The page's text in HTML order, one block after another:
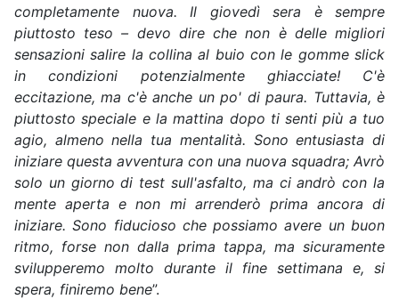
completamente nuova. Il giovedì sera è sempre
piuttosto teso – devo dire che non è delle migliori
sensazioni salire la collina al buio con le gomme slick
in condizioni potenzialmente ghiacciate! C'è
eccitazione, ma c'è anche un po' di paura. Tuttavia, è
piuttosto speciale e la mattina dopo ti senti più a tuo
agio, almeno nella tua mentalità. Sono entusiasta di
iniziare questa avventura con una nuova squadra; Avrò
solo un giorno di test sull'asfalto, ma ci andrò con la
mente aperta e non mi arrenderò prima ancora di
iniziare. Sono fiducioso che possiamo avere un buon
ritmo, forse non dalla prima tappa, ma sicuramente
svilupperemo molto durante il fine settimana e, si
spera, finiremo bene”.